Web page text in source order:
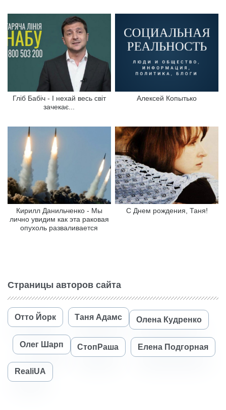
Гліб Бабіч - І нехай весь світ
зачекає...
Алексей Копытько
Кирилл Данильченко - Мы
лично увидим как эта раковая
опухоль разваливается
С Днем рождения, Таня!
Страницы авторов сайта
Отто Йорк Таня Адамс Олена Кудренко
Олег Шарп СтопРаша Елена Подгорная
RealiUA